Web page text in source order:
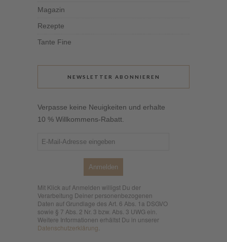
Magazin
Rezepte
Tante Fine
NEWSLETTER ABONNIEREN
Verpasse keine Neuigkeiten und erhalte
10 % Willkommens-Rabatt.
Anmelden
Mit Klick auf Anmelden willigst Du der
Verarbeitung Deiner personenbezogenen
Daten auf Grundlage des Art. 6 Abs. 1a DSGVO
sowie § 7 Abs. 2 Nr. 3 bzw. Abs. 3 UWG ein.
Weitere Informationen erhältst Du in unserer
Datenschutzerklärung